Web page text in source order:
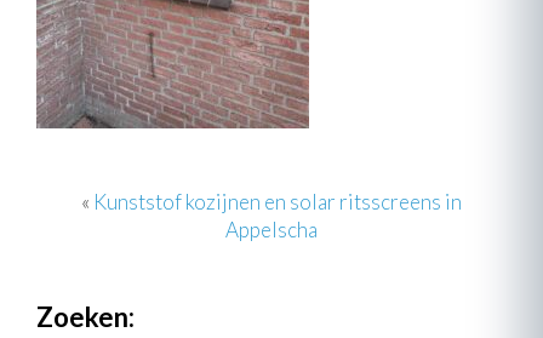
« Kunststof kozijnen en solar ritsscreens in
Appelscha
Zoeken: